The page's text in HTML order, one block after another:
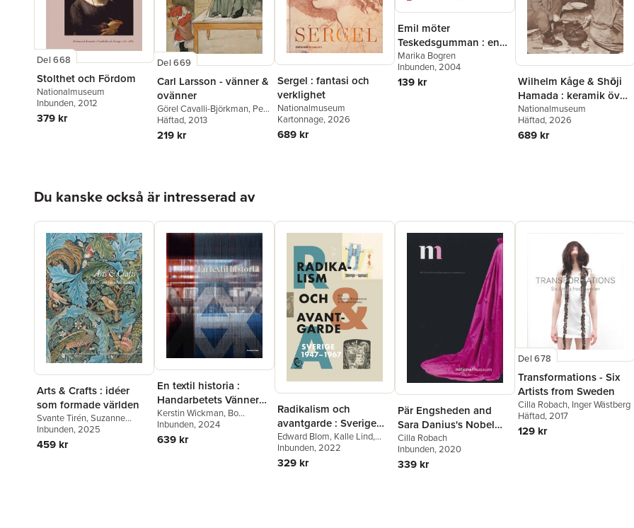
Del 668
Stolthet och Fördom
Nationalmuseum
Inbunden, 2012
379 kr
Del 669
Carl Larsson - vänner &
ovänner
Görel Cavalli-Björkman, Per
I. Gedin,Martin Olin
Gunnarsson
Häftad, 2013
219 kr
Sergel : fantasi och
verklighet
Nationalmuseum
Kartonnage, 2026
689 kr
Emil möter
Teskedsgumman : en
vandring i Björn Bergs
bilder.
Marika Bogren
Inbunden, 2004
139 kr
Wilhelm Kåge & Shōji
Hamada : keramik över
gränser / ceramics
across borders
Nationalmuseum
Häftad, 2026
689 kr
Du kanske också är intresserad av
Arts & Crafts : idéer
som formade världen
Svante Tirén,Suzanne
Fagence Cooper
Bain, Richard Bisgrove
Qaisra Khan
Inbunden, 2025
459 kr
En textil historia :
Handarbetets Vänner
150 år
Kerstin Wickman, Bo
Madestrand,Carolina
Söderholm
Philip Warkander
Inbunden, 2024
639 kr
Radikalism och
avantgarde : Sverige
1947-1967
Edward Blom, Kalle Lind,
Svante Nordin,Yvonne
Hirdman
Christian Abrahamsson
Inbunden, 2022
329 kr
Pär Engsheden and
Sara Danius's Nobel
Gowns
Cilla Robach
Inbunden, 2020
339 kr
Del 678
Transformations - Six
Artists from Sweden
Cilla Robach, Inger Wästberg
Häftad, 2017
129 kr